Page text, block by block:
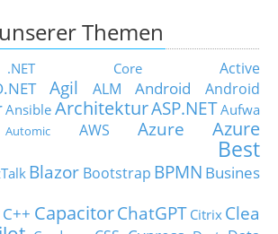
Themen
.NET Core
Active
Agil ALM Android
Android
Ansible ArchitekturASP.NETAufwa
Automic AWS Azure
Azure
Best
Blazor Bootstrap BPMN Busines
C++ CapacitorChatGPT Citrix Clea